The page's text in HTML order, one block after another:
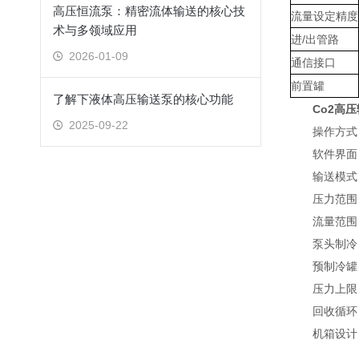
高压恒流泵：精密流体输送的核心技
术与多领域应用
2026-01-09
了解下液体高压输送泵的核心功能
2025-09-22
流量设定精度
进/出管路
通信接口
前置罐
Co2高压
操作方式
软件界面：
输送模式
压力范围
流量范围
泵头制冷
预制冷罐
压力上限：
回收循环
机箱设计